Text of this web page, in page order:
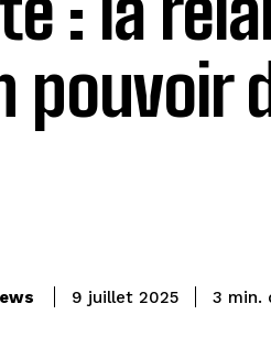
pouvoir
9 juillet 2025 3 min.